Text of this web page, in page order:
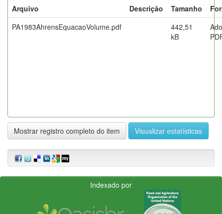
Arquivo
Descrição Tamanho
PA1983AhrensEquacaoVolume.pdf
442,51
kB
Mostrar registro completo do item Visualizar estatísticas
Indexado por